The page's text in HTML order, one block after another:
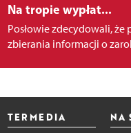
Na tropie wypłat...
Posłowie zdecydowali,
zbierania informacji o
TERMEDIA NA